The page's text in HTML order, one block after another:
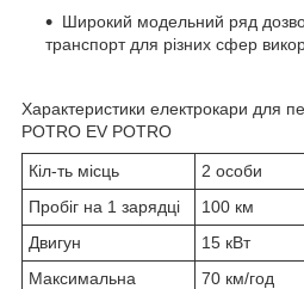
Широкий модельний ряд
транспорт для різних сфер
Характеристики електрокари для
POTRO EV POTRO
Кіл-ть місць
2 особи
Пробіг на 1 зарядці
100 км
Двигун
15 кВт
Максимальна
70 км/год